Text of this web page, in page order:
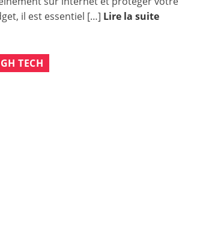
il est essentiel […] Lire la suite
TECH